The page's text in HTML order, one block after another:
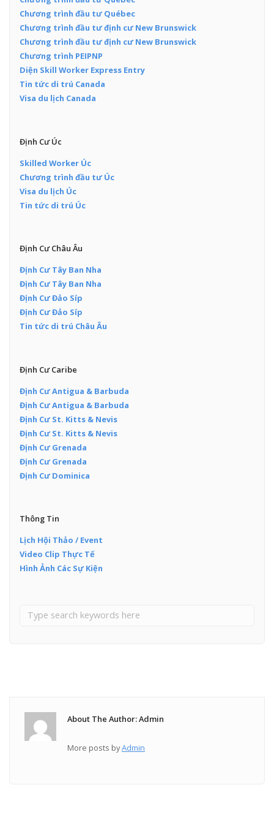
Chương trình đầu tư Québec
Chương trình đầu tư định cư New Brunswick
Chương trình đầu tư định cư New Brunswick
Chương trình PEIPNP
Diện Skill Worker Express Entry
Tin tức di trú Canada
Visa du lịch Canada
Định Cư Úc
Skilled Worker Úc
Chương trình đầu tư Úc
Visa du lịch Úc
Tin tức di trú Úc
Định Cư Châu Âu
Định Cư Tây Ban Nha
Định Cư Tây Ban Nha
Định Cư Đảo Síp
Định Cư Đảo Síp
Tin tức di trú Châu Âu
Định Cư Caribe
Định Cư Antigua & Barbuda
Định Cư Antigua & Barbuda
Định Cư St. Kitts & Nevis
Định Cư St. Kitts & Nevis
Định Cư Grenada
Định Cư Grenada
Định Cư Dominica
Thông Tin
Lịch Hội Thảo / Event
Video Clip Thực Tế
Hình Ảnh Các Sự Kiện
About The Author: Admin
More posts byAdmin